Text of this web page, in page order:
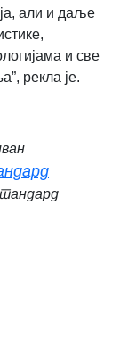
али и даље
и све
рекла је.